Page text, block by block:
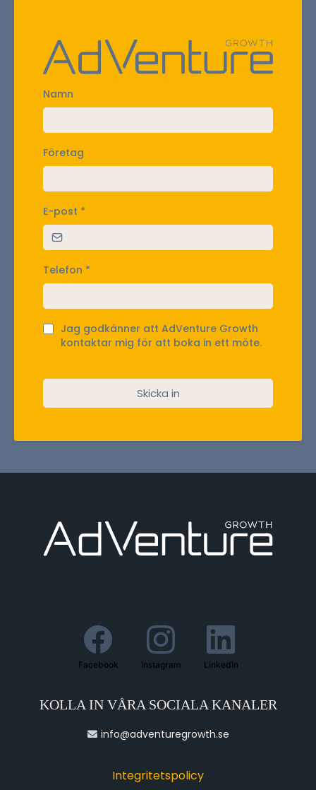
Namn
Företag
E-post *
Telefon *
Jag godkänner att AdVenture Growth
kontaktar mig för att boka in ett möte.
Skicka in
Facebook Instagram LinkedIn
KOLLA IN VÅRA SOCIALA KANALER
info@adventuregrowth.se
Integritetspolicy